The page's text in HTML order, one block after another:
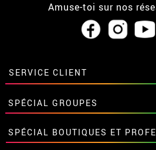
Amuse-toi sur nos
SERVICE CLIENT
• Qui sommes-nous?
• CGV
• Mentions légaleset
• Soutien
SPÉCIAL GROUPES
Remises spéciales pour groupes et
grandes commandes.
SPÉCIAL BOUTIQUES ET